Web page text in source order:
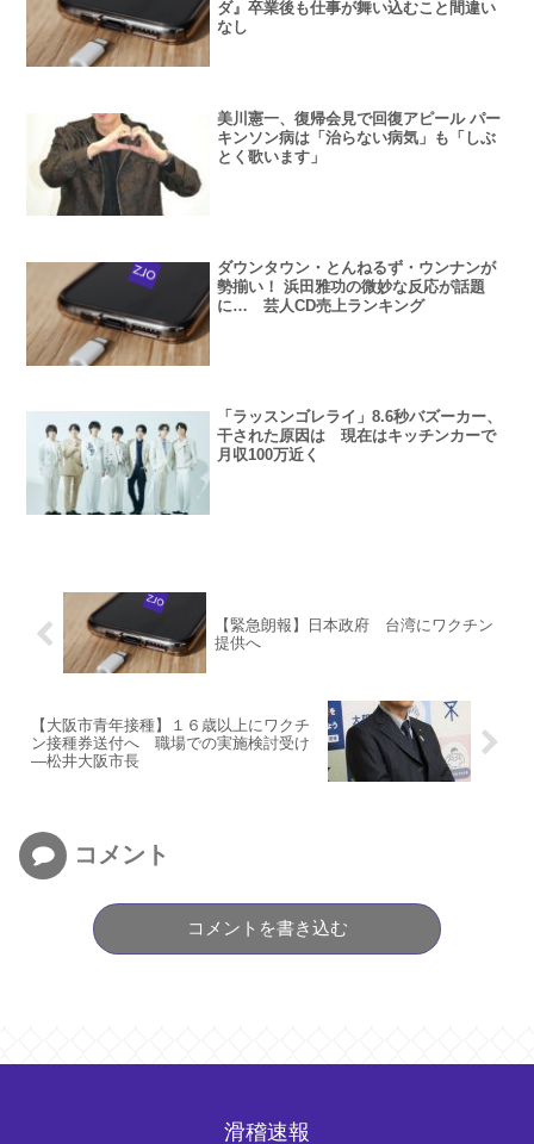
ダ』卒業後も仕事が舞い込むこと間違い
なし
美川憲一、復帰会見で回復アピール パー
キンソン病は「治らない病気」も「しぶ
とく歌います」
ダウンタウン・とんねるず・ウンナンが
勢揃い！ 浜田雅功の微妙な反応が話題
に… 芸人CD売上ランキング
「ラッスンゴレライ」8.6秒バズーカー、
干された原因は 現在はキッチンカーで
月収100万近く
【緊急朗報】日本政府 台湾にワクチン
提供へ
【大阪市青年接種】１６歳以上にワクチ
ン接種券送付へ 職場での実施検討受け
―松井大阪市長
コメント
コメントを書き込む
滑稽速報